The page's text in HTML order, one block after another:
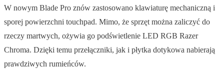
W nowym Blade Pro znów zastosowano klawiaturę mechaniczną i
sporej powierzchni touchpad. Mimo, że sprzęt można zaliczyć do
rzeczy martwych, ożywia go podświetlenie LED RGB Razer
Chroma. Dzięki temu przełączniki, jak i płytka dotykowa nabierają
prawdziwych rumieńców.